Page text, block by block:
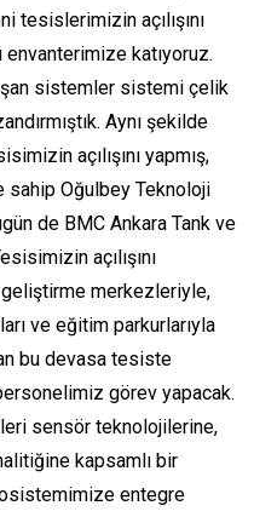
tesislerimizin açılışını
envanterimize katıyoruz.
sistemler sistemi çelik
Aynı şekilde
açılışını yapmış,
sahip Oğulbey Teknoloji
de BMC Ankara Tank ve
açılışını
merkezleriyle,
ve eğitim parkurlarıyla
bu devasa tesiste
görev yapacak.
sensör teknolojilerine,
kapsamlı bir
entegre